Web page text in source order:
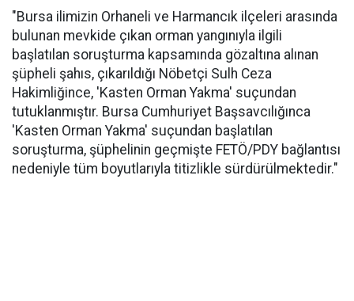
"Bursa ilimizin Orhaneli ve Harmancık ilçeleri arasında
bulunan mevkide çıkan orman yangınıyla ilgili
başlatılan soruşturma kapsamında gözaltına alınan
şüpheli şahıs, çıkarıldığı Nöbetçi Sulh Ceza
Hakimliğince, 'Kasten Orman Yakma' suçundan
tutuklanmıştır. Bursa Cumhuriyet Başsavcılığınca
'Kasten Orman Yakma' suçundan başlatılan
soruşturma, şüphelinin geçmişte FETÖ/PDY bağlantısı
nedeniyle tüm boyutlarıyla titizlikle sürdürülmektedir."